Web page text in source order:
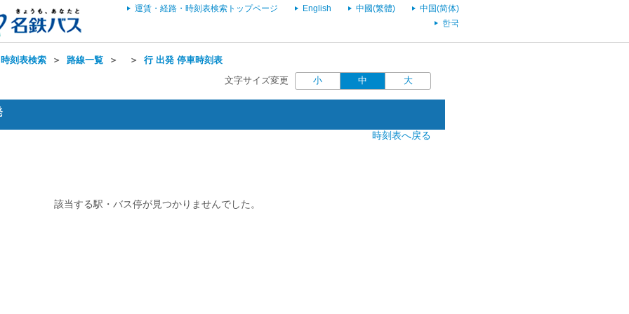
運賃・経路・時刻表検索トップページ English 中國(繁體)
中国(简体)
한국
刻表検索 ＞ 路線一覧 ＞ ＞ 行 出発 停車時刻表
文字サイズ変更 小 中 大
時刻表へ戻る
該当する駅・バス停が見つかりませんでした。